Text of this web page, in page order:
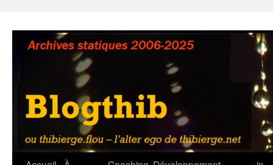
contenu